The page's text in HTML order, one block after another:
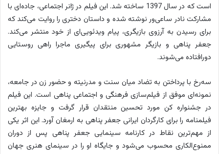
است که در سال 1397 ساخته شد. این فیلم در ژانر اجتماعی، جاده‌ای با
مشارکت نادر ساعی‌ور نوشته شده و داستان دختری را روایت می‌کند که
برای رسیدن به آرزوی بازیگری، پیام ویدئویی‌ای از خود منتشر می‌کند.
جعفر پناهی و بازیگر مشهوری برای پیگیری ماجرا راهی روستایی
دورافتاده می‌شوند.
سه‌رخ با پرداختن به تضاد میان سنت و مدرنیته و حضور زن در جامعه،
نمونه‌ای موفق از فیلم‌سازی فرهنگی و اجتماعی پناهی است. این فیلم
در جشنواره کن مورد تحسین منتقدان قرار گرفت و جایزه بهترین
فیلمنامه را برای کارگردان ایرانی جعفر پناهی به ارمغان آورد. این اثر یکی
از مهم‌ترین نقاط در کارنامه سینمایی جعفر پناهی پس از دوران
ممنوع‌الکاری محسوب می‌شود و جایگاه او را در سینمای هنری جهان